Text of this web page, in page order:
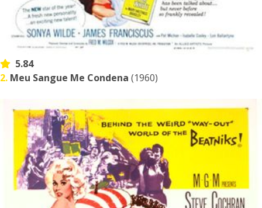
5.84
2. Meu Sangue Me Condena (1960)